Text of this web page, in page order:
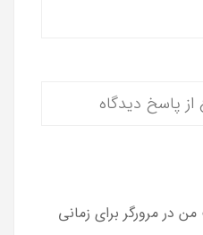
در مرورگر برای زمانی